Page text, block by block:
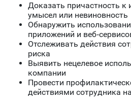
Доказать причастность к
умысел или невиновность
Обнаружить
приложений и
Отслеживать действия
риска
Выявить нецелевое
компании
Провести
действиями сотрудника